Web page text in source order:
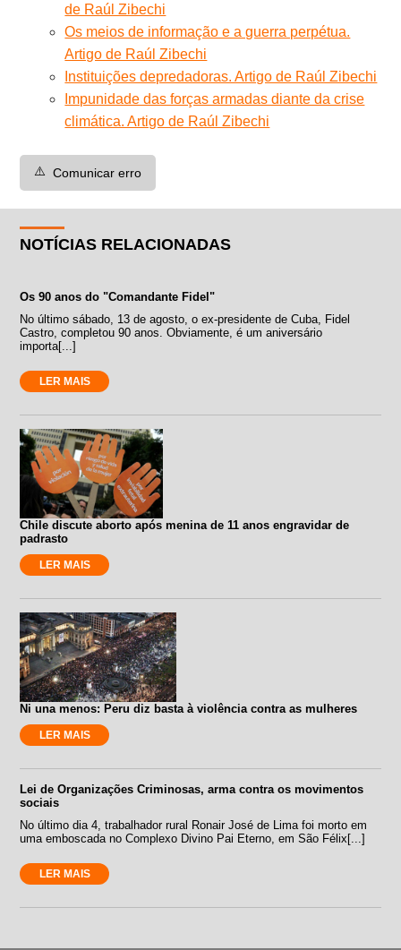
de Raúl Zibechi
Os meios de informação e a guerra perpétua.
Artigo de Raúl Zibechi
Instituições depredadoras. Artigo de Raúl Zibechi
Impunidade das forças armadas diante da crise
climática. Artigo de Raúl Zibechi
⚠️ Comunicar erro
NOTÍCIAS RELACIONADAS
Os 90 anos do "Comandante Fidel"
No último sábado, 13 de agosto, o ex-presidente de Cuba, Fidel
Castro, completou 90 anos. Obviamente, é um aniversário
importa[...]
LER MAIS
Chile discute aborto após menina de 11 anos engravidar de
padrasto
LER MAIS
Ni una menos: Peru diz basta à violência contra as mulheres
LER MAIS
Lei de Organizações Criminosas, arma contra os movimentos
sociais
No último dia 4, trabalhador rural Ronair José de Lima foi morto em
uma emboscada no Complexo Divino Pai Eterno, em São Félix[...]
LER MAIS